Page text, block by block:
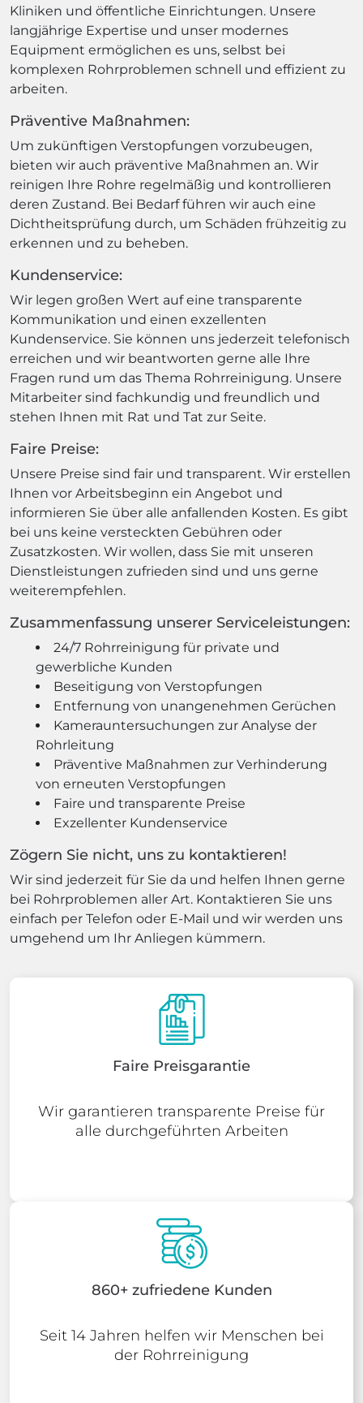
Kliniken und öffentliche Einrichtungen. Unsere
langjährige Expertise und unser modernes
Equipment ermöglichen es uns, selbst bei
komplexen Rohrproblemen schnell und effizient zu
arbeiten.
Präventive Maßnahmen:
Um zukünftigen Verstopfungen vorzubeugen,
bieten wir auch präventive Maßnahmen an. Wir
reinigen Ihre Rohre regelmäßig und kontrollieren
deren Zustand. Bei Bedarf führen wir auch eine
Dichtheitsprüfung durch, um Schäden frühzeitig zu
erkennen und zu beheben.
Kundenservice:
Wir legen großen Wert auf eine transparente
Kommunikation und einen exzellenten
Kundenservice. Sie können uns jederzeit telefonisch
erreichen und wir beantworten gerne alle Ihre
Fragen rund um das Thema Rohrreinigung. Unsere
Mitarbeiter sind fachkundig und freundlich und
stehen Ihnen mit Rat und Tat zur Seite.
Faire Preise:
Unsere Preise sind fair und transparent. Wir erstellen
Ihnen vor Arbeitsbeginn ein Angebot und
informieren Sie über alle anfallenden Kosten. Es gibt
bei uns keine versteckten Gebühren oder
Zusatzkosten. Wir wollen, dass Sie mit unseren
Dienstleistungen zufrieden sind und uns gerne
weiterempfehlen.
Zusammenfassung unserer Serviceleistungen:
24/7 Rohrreinigung für private und
gewerbliche Kunden
Beseitigung von Verstopfungen
Entfernung von unangenehmen Gerüchen
Kamerauntersuchungen zur Analyse der
Rohrleitung
Präventive Maßnahmen zur Verhinderung
von erneuten Verstopfungen
Faire und transparente Preise
Exzellenter Kundenservice
Zögern Sie nicht, uns zu kontaktieren!
Wir sind jederzeit für Sie da und helfen Ihnen gerne
bei Rohrproblemen aller Art. Kontaktieren Sie uns
einfach per Telefon oder E-Mail und wir werden uns
umgehend um Ihr Anliegen kümmern.
Faire Preisgarantie
Wir garantieren transparente Preise für
alle durchgeführten Arbeiten
860+ zufriedene Kunden
Seit 14 Jahren helfen wir Menschen bei
der Rohrreinigung